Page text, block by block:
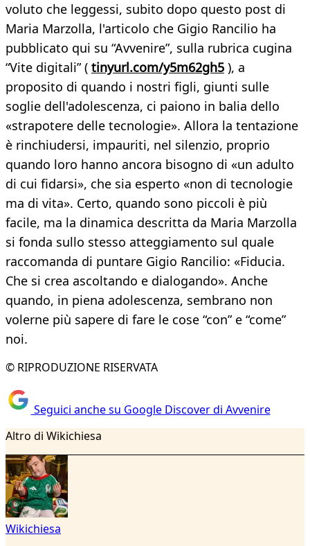
voluto che leggessi, subito dopo questo post di
Maria Marzolla, l'articolo che Gigio Rancilio ha
pubblicato qui su “Avvenire”, sulla rubrica cugina
“Vite digitali” ( tinyurl.com/y5m62gh5 ), a
proposito di quando i nostri figli, giunti sulle
soglie dell'adolescenza, ci paiono in balia dello
«strapotere delle tecnologie». Allora la tentazione
è rinchiudersi, impauriti, nel silenzio, proprio
quando loro hanno ancora bisogno di «un adulto
di cui fidarsi», che sia esperto «non di tecnologie
ma di vita». Certo, quando sono piccoli è più
facile, ma la dinamica descritta da Maria Marzolla
si fonda sullo stesso atteggiamento sul quale
raccomanda di puntare Gigio Rancilio: «Fiducia.
Che si crea ascoltando e dialogando». Anche
quando, in piena adolescenza, sembrano non
volerne più sapere di fare le cose “con” e “come”
noi.
© RIPRODUZIONE RISERVATA
Seguici anche su Google Discover di Avvenire
Altro di Wikichiesa
Wikichiesa